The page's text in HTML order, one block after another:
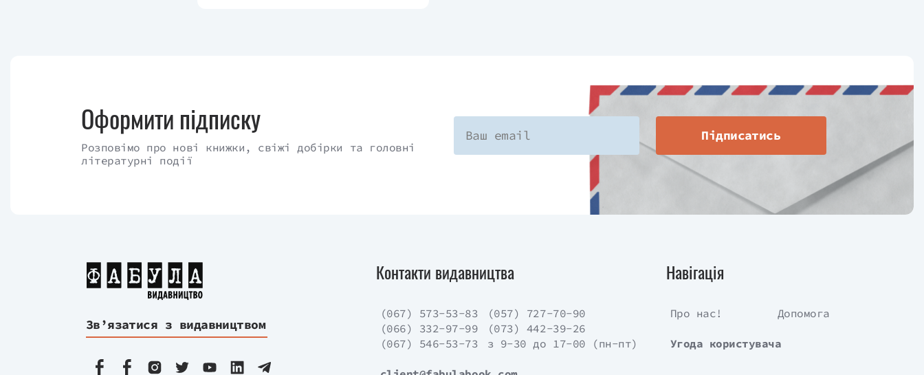
Оформити підписку
Розповімо про нові книжки, свіжі добірки та головні
літературні події
Підписатись
Зв’язатися з видавництвом
Контакти видавництва
(067) 573-53-83
(057) 727-70-90
(066) 332-97-99
(073) 442-39-26
(067) 546-53-73
з 9-30 до 17-00 (пн-пт)
Навігація
Про нас! Допомога
Угода користувача